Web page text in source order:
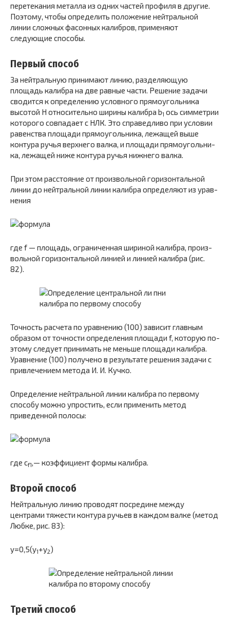
перетекания металла из одних частей профиля в другие.
Поэтому, чтобы определить поло­жение нейтральной
линии сложных фасонных калибров, применяют
следующие способы.
Первый способ
За нейтральную принимают линию, раз­деляющую
площадь калибра на две равные части. Решение задачи
сводится к определению условного прямоугольника
высотой H относительно ширины калибра b1 ось симмет­рии
которого совпадает с НЛК. Это справедливо при ус­ловии
равенства площади прямоугольника, лежащей выше
контура ручья верхнего валка, и площади прямоугольни­
ка, лежащей ниже контура ручья нижнего валка.
При этом расстояние от произвольной горизонтальной
линии до нейтральной линии калибра определяют из урав­
нения
где f — площадь, ограниченная шириной калибра, произ­
вольной горизонтальной линией и линией калибра (рис.
82).
Точность расчета по уравнению (100) зависит главным
образом от точности определения площади f, которую по­
этому следует принимать не меньше площади калибра.
Уравнение (100) получено в результате решения задачи с
привлечением метода И. И. Кучко.
Определение нейтральной линии калибра по первому
способу можно упростить, если применить метод
приведен­ной полосы:
где сf1,— коэффициент формы калибра.
Второй способ
Нейтральную линию проводят посредине между
центрами тяжести контура ручьев в каждом валке (метод
Любке, рис. 83):
y=0,5(y1+y2)
Третий способ